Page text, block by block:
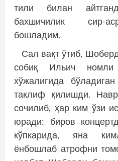
тили билан
бахшичилик сир-­
бошладим.
Сал вақт ўтиб,
собиқ Ильич номли
хўжалигида
таклиф қилишди.
сочилиб, ҳар ким ўзи
юради: биров
кўпкарида, яна
ёнбошлаб атрофни